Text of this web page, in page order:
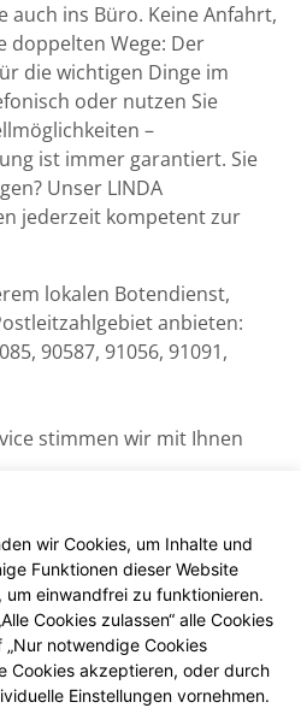
auch ins Büro. Keine Anfahrt,
doppelten Wege: Der
die wichtigen Dinge im
oder nutzen Sie
–
ist immer garantiert. Sie
Unser LINDA
jederzeit kompetent zur
lokalen Botendienst,
anbieten:
90587, 91056, 91091,
stimmen wir mit Ihnen
wir Cookies, um Inhalte und
Funktionen dieser Website
einwandfrei zu funktionieren.
Cookies zulassen“ alle Cookies
notwendige Cookies
Cookies akzeptieren, oder durch
Einstellungen vornehmen.